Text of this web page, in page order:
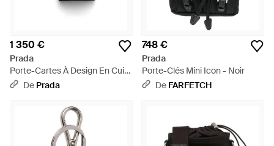
1 350 €
Prada
Porte-Cartes À Design En Cuir
- Noir
De Prada
748 €
Prada
Porte-Clés Mini Icon - Noir
De FARFETCH